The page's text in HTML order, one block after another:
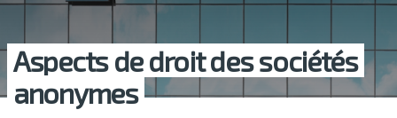
Aspects de droit des sociétés
anonymes